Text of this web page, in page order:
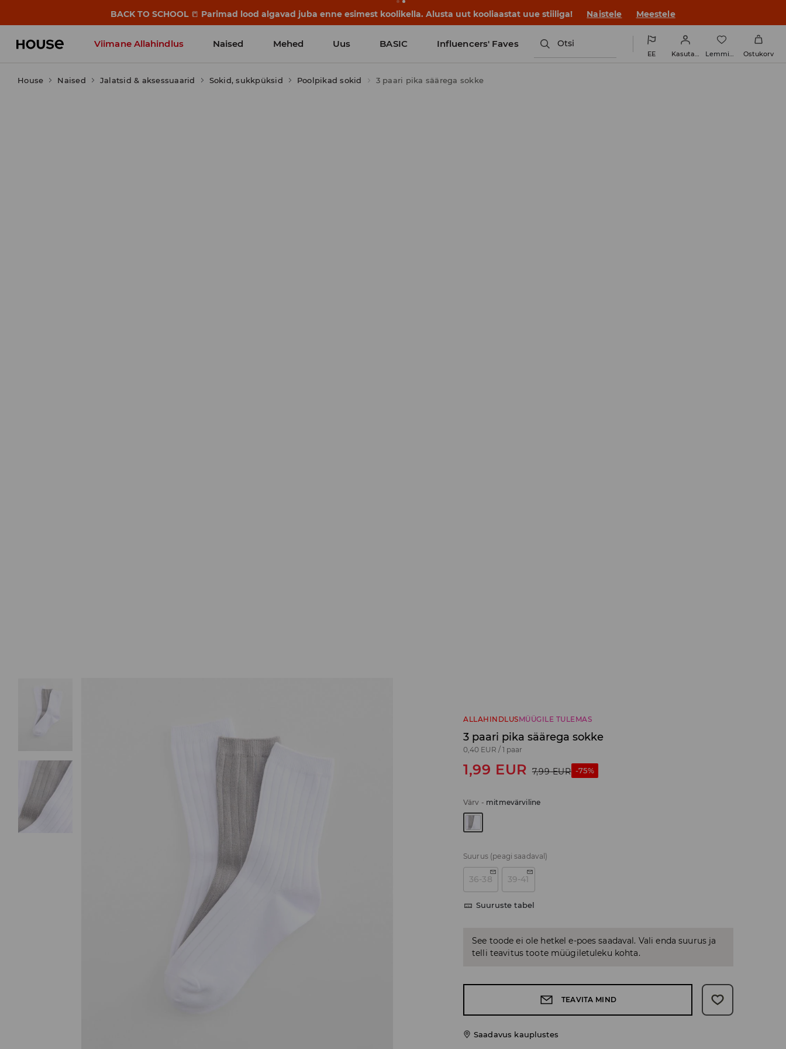
BACK TO SCHOOL 📒 Parimad lood algavad juba enne esimest koolikella. Alusta uut kooliaastat uue stiiliga! Naistele Meestele
Viimane Allahindlus Naised Mehed Uus BASIC Influencers' Faves Otsi
EE Kasutaja Lemmikud Ostukorv
House Naised Jalatsid & aksessuaarid Sokid, sukkpüksid Poolpikad sokid 3 paari pika säärega sokke
ALLAHINDLUSMÜÜGILE TULEMAS
3 paari pika säärega sokke
0,40 EUR / 1 paar
1,99 EUR 7,99 EUR -75%
Värv - mitmevärviline
Suurus (peagi saadaval)
36-38 39-41
Suuruste tabel
See toode ei ole hetkel e-poes saadaval. Vali enda suurus ja
telli teavitus toote müügiletuleku kohta.
TEAVITA MIND
Saadavus kauplustes